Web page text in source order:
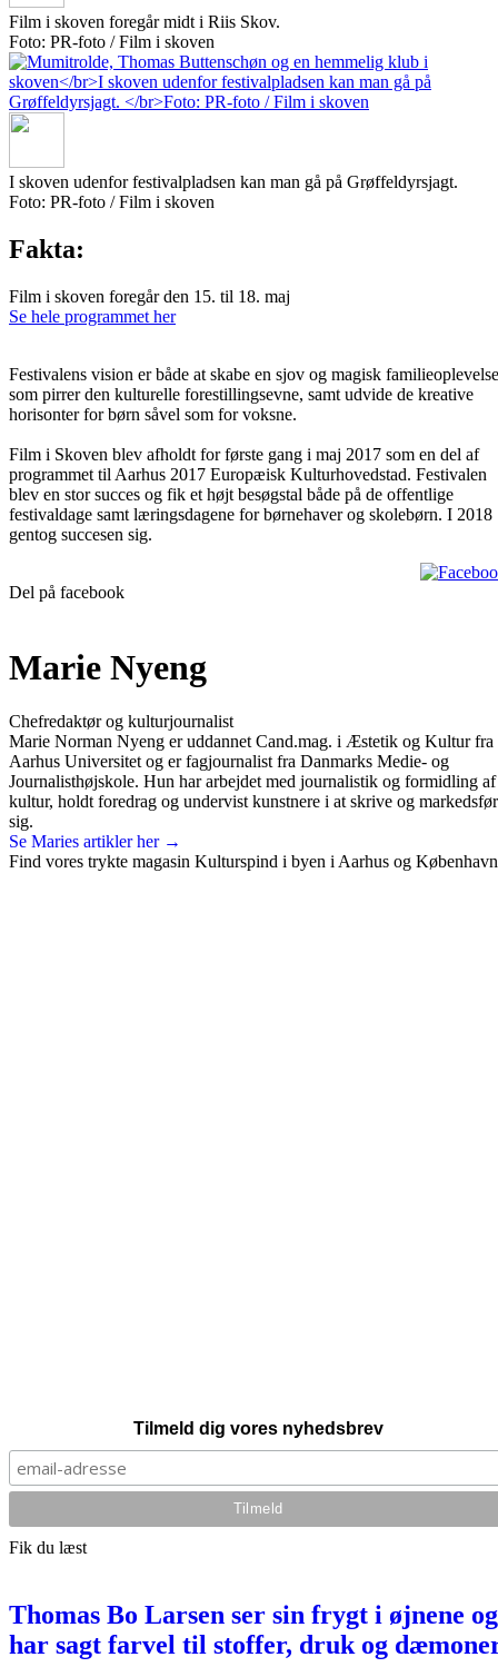
Film i skoven foregår midt i Riis Skov.
Foto: PR-foto / Film i skoven
I skoven udenfor festivalpladsen kan man gå på Grøffeldyrsjagt.
Foto: PR-foto / Film i skoven
Fakta:
Film i skoven foregår den 15. til 18. maj
Se hele programmet her
Festivalens vision er både at skabe en sjov og magisk
som pirrer den kulturelle forestillingsevne, samt udvide de kreative
horisonter for børn såvel som for voksne.
Film i Skoven blev afholdt for første gang i maj 2017 som en del af
programmet til Aarhus 2017 Europæisk Kulturhovedstad. Festivalen
blev en stor succes og fik et højt besøgstal både på de offentlige
festivaldage samt læringsdagene for børnehaver og skolebørn. I 2018
gentog succesen sig.
Del på facebook
Marie Nyeng
Chefredaktør og kulturjournalist
Marie Norman Nyeng er uddannet Cand.mag. i Æstetik og Kultur fra
Aarhus Universitet og er fagjournalist fra Danmarks Medie- og
Journalisthøjskole. Hun har arbejdet med journalistik og formidling af
kultur, holdt foredrag og undervist kunstnere i at skrive og
sig.
Se Maries artikler her →
Find vores trykte magasin Kulturspind i byen i Aarhus og København
Tilmeld dig vores nyhedsbrev
Fik du læst
Thomas Bo Larsen ser sin frygt i øjnene og
har sagt farvel til stoffer, druk og